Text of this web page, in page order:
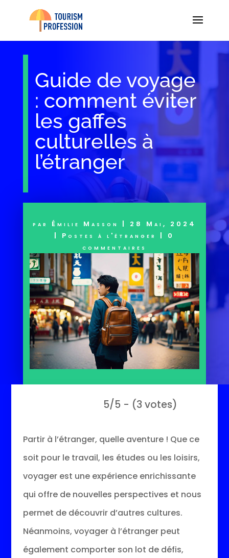
Guide de voyage
: comment éviter
les gaffes
culturelles à
l’étranger
par Émilie Masson | 28 Mai, 2024
| Postes à l'étranger | 0
commentaires
5/5 - (3 votes)
Partir à l’étranger, quelle aventure ! Que ce
soit pour le travail, les études ou les loisirs,
voyager est une expérience enrichissante
qui offre de nouvelles perspectives et nous
permet de découvrir d’autres cultures.
Néanmoins, voyager à l’étranger peut
également comporter son lot de défis,